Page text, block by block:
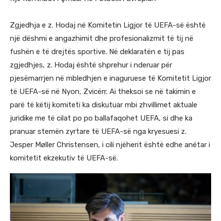
Zgjedhja e z. Hodaj në Komitetin Ligjor të UEFA-së është
një dëshmi e angazhimit dhe profesionalizmit të tij në
fushën e të drejtës sportive. Në deklaratën e tij pas
zgjedhjes, z. Hodaj është shprehur i nderuar për
pjesëmarrjen në mbledhjen e inaguruese të Komitetit Ligjor
të UEFA-së në Nyon, Zvicërr. Ai theksoi se në takimin e
parë të këtij komiteti ka diskutuar mbi zhvillimet aktuale
juridike me të cilat po po ballafaqohet UEFA, si dhe ka
pranuar stemën zyrtare të UEFA-së nga kryesuesi z.
Jesper Møller Christensen, i cili njëherit është edhe anëtar i
komitetit ekzekutiv të UEFA-së.